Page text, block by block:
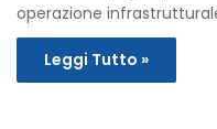
operazione
Leggi Tutto »